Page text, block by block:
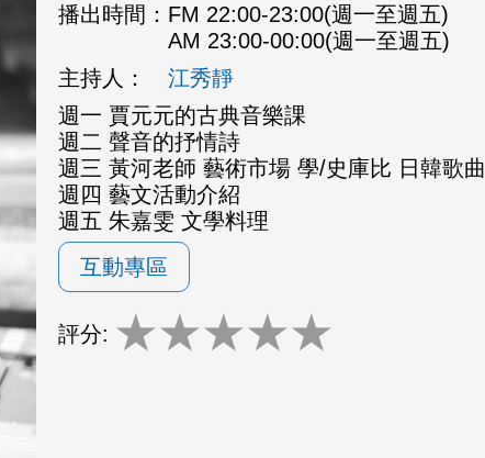
播出時間： FM 22:00-23:00(週一至週五)
AM 23:00-00:00(週一至週五)
主持人：
江秀靜
週一 賈元元的古典音樂課
週二 聲音的抒情詩
週三 黃河老師 藝術市場 學/史庫比 日韓歌曲
週四 藝文活動介紹
週五 朱嘉雯 文學料理
互動專區
評分: ★★★★★